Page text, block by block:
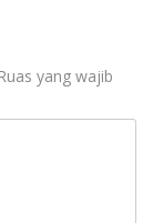
Ruas yang wajib